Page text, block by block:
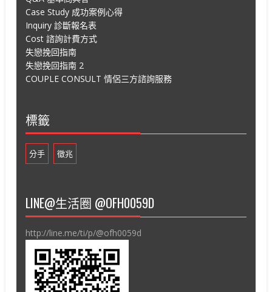
Case Study 成功案例心得
Inquiry 診斷報名表
Cost 諮詢計費方式
失戀挽回指南
失戀挽回指南 2
COUPLE CONSULT 情侶三方諮詢服務
標籤
分手 徵兆
LINE@生活圈 @OFH0059D
http://line.me/ti/p/@ofh0059d